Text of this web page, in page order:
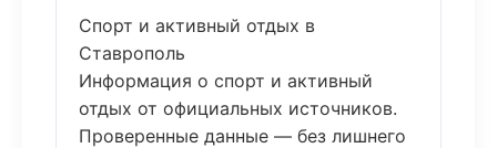
Спорт и активный отдых в
Ставрополь
Информация о спорт и активный
отдых от официальных источников.
Проверенные данные — без лишнего